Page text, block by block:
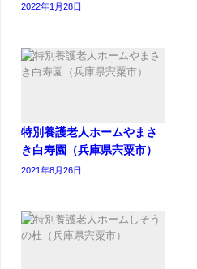
2022年1月28日
特別養護老人ホームやまさ
き白寿園（兵庫県宍粟市）
2021年8月26日